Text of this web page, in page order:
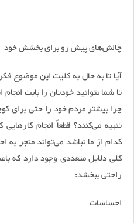
چالش‌های پیش رو برای بخشش خود
آیا تا به حال به کلیت این موضوع
تا شما نتوانید خودتان را بابت
چرا بیشتر مردم خود را حتی برای
تنبیه می‌کنند؟ قطعاً انجام
کدام از ما نباشد می‌تواند منجر
کلی دلایل متعددی وجود دارد که
راحتی ببخشد:
احساسات